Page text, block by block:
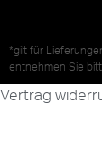
*gilt für
entnehmen Sie
Vertrag